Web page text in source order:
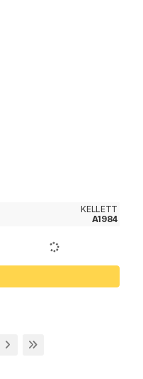
KELLETT
A1984